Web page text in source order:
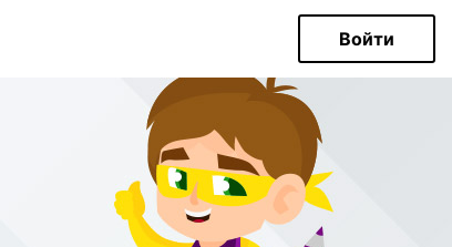
Войти